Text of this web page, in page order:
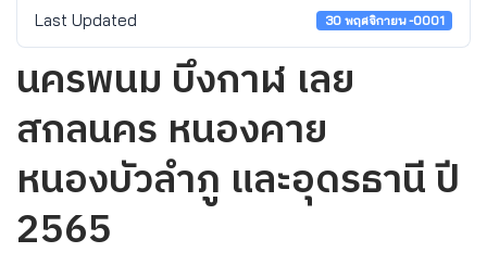
Last Updated 30 พฤศจิกายน -0001
นครพนม บึงกาฬ เลย
สกลนคร หนองคาย
หนองบัวลำภู และอุดรธานี ปี
2565